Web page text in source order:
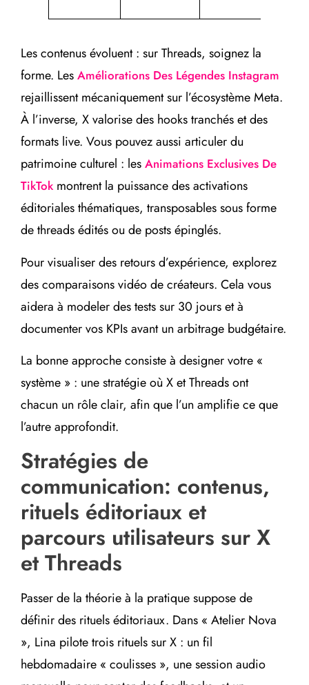
Les contenus évoluent : sur Threads, soignez la
forme. Les Améliorations Des Légendes Instagram
rejaillissent mécaniquement sur l’écosystème Meta.
À l’inverse, X valorise des hooks tranchés et des
formats live. Vous pouvez aussi articuler du
patrimoine culturel : les Animations Exclusives De
TikTok montrent la puissance des activations
éditoriales thématiques, transposables sous forme
de threads édités ou de posts épinglés.
Pour visualiser des retours d’expérience, explorez
des comparaisons vidéo de créateurs. Cela vous
aidera à modeler des tests sur 30 jours et à
documenter vos KPIs avant un arbitrage budgétaire.
La bonne approche consiste à designer votre «
système » : une stratégie où X et Threads ont
chacun un rôle clair, afin que l’un amplifie ce que
l’autre approfondit.
Stratégies de
communication: contenus,
rituels éditoriaux et
parcours utilisateurs sur X
et Threads
Passer de la théorie à la pratique suppose de
définir des rituels éditoriaux. Dans « Atelier Nova
», Lina pilote trois rituels sur X : un fil
hebdomadaire « coulisses », une session audio